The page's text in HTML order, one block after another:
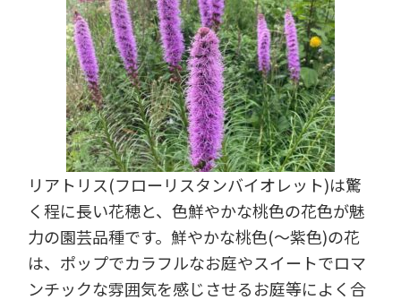
リアトリス(フローリスタンバイオレット)は驚
く程に長い花穂と、色鮮やかな桃色の花色が魅
力の園芸品種です。鮮やかな桃色(～紫色)の花
は、ポップでカラフルなお庭やスイートでロマ
ンチックな雰囲気を感じさせるお庭等によく合